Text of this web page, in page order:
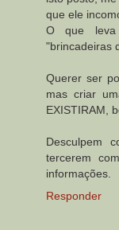
que ele
O que leva
"brincadeiras
Querer ser
mas criar
EXISTIRAM,
Desculpem
tercerem
informações.
Responder